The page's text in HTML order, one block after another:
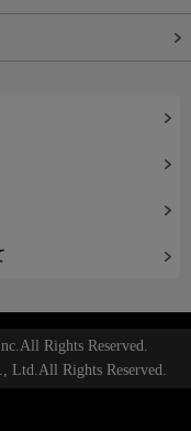
Rights Reserved.
Ltd.All Rights Reserved.